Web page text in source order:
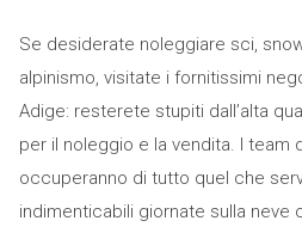
Se desiderate noleggiare sci,
alpinismo, visitate i fornitissimi
Adige: resterete stupiti dall’alta
per il noleggio e la vendita. I team
occuperanno di tutto quel che
indimenticabili giornate sulla neve